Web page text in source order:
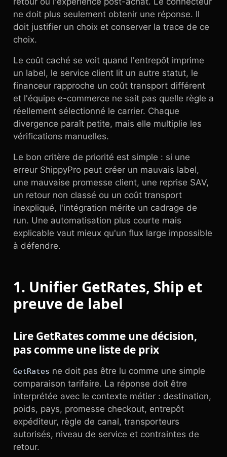
ne doit plus seulement obtenir une réponse. Il
doit justifier un choix et conserver la trace de ce
choix.
Le coût caché se voit quand l'entrepôt imprime
un label, le service client lit un autre statut, le
financeur rapproche un coût transport différent
et l'équipe e-commerce ne sait pas quelle règle a
réellement sélectionné le carrier. Chaque
divergence paraît petite, mais elle multiplie les
vérifications manuelles.
Le bon critère de priorité est simple : si une
erreur ShippyPro peut créer un mauvais label,
une mauvaise promesse client, une reprise SAV,
un retour non classé ou un coût transport
inexpliqué, l'intégration mérite un cadrage de
run. Une automatisation plus courte mais
explicable vaut mieux qu'un flux large impossible
à défendre.
1. Unifier GetRates, Ship et
preuve de label
Lire GetRates comme une décision,
pas comme une liste de prix
GetRates ne doit pas être lu comme une simple
comparaison tarifaire. La réponse doit être
interprétée avec le contexte métier : destination,
poids, pays, promesse checkout, entrepôt
expéditeur, règle de canal, transporteurs
autorisés, niveau de service et contraintes de
retour.